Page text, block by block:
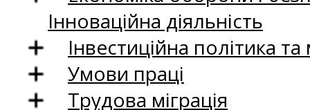
Інноваційна діяльність
Інвестиційна політика
Умови праці
Трудова міграція